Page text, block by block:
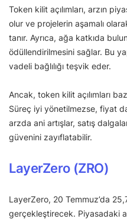
Token kilit açılımları, arzın
olur ve projelerin aşamalı
tanır. Ayrıca, ağa katkıda
ödüllendirilmesini sağlar. Bu
vadeli bağlılığı teşvik eder.
Ancak, token kilit açılımları
Süreç iyi yönetilmezse, fiyat
arzda ani artışlar, satış
güvenini zayıflatabilir.
LayerZero (ZRO)
LayerZero, 20 Temmuz’da
gerçekleştirecek. Piyasadaki